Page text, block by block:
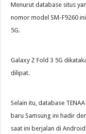
Menurut database situs
nomor model SM-F9260
5G.
Galaxy Z Fold 3 5G
dilipat.
Selain itu, database
baru Samsung ini hadir
saat ini berjalan di